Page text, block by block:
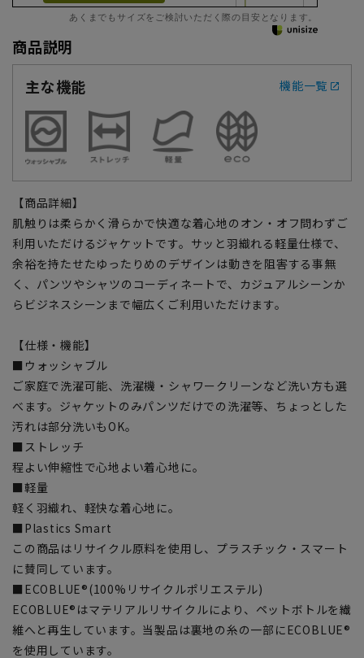
あくまでもサイズをご検討いただく際の目安となります。
商品説明
主な機能
機能一覧
【商品詳細】
肌触りは柔らかく滑らかで快適な着心地のオン・オフ問わずご
利用いただけるジャケットです。サッと羽織れる軽量仕様で、
余裕を持たせたゆったりめのデザインは動きを阻害する事無
く、パンツやシャツのコーディネートで、カジュアルシーンか
らビジネスシーンまで幅広くご利用いただけます。
【仕様・機能】
■ウォッシャブル
ご家庭で洗濯可能、洗濯機・シャワークリーンなど洗い方も選
べます。ジャケットのみパンツだけでの洗濯等、ちょっとした
汚れは部分洗いもOK。
■ストレッチ
程よい伸縮性で心地よい着心地に。
■軽量
軽く羽織れ、軽快な着心地に。
■Plastics Smart
この商品はリサイクル原料を使用し、プラスチック・スマート
に賛同しています。
■ECOBLUE®(100%リサイクルポリエステル)
ECOBLUE®はマテリアルリサイクルにより、ペットボトルを繊
維へと再生しています。当製品は裏地の糸の一部にECOBLUE®
を使用しています。